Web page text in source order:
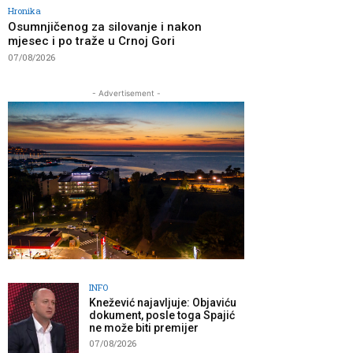
Hronika
Osumnjičenog za silovanje i nakon
mjesec i po traže u Crnoj Gori
07/08/2026
- Advertisement -
INFO
Knežević najavljuje: Objaviću
dokument, posle toga Spajić
ne može biti premijer
07/08/2026